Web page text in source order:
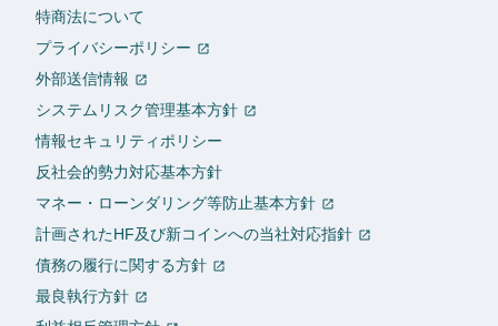
特商法について
プライバシーポリシー
外部送信情報
システムリスク管理基本方針
情報セキュリティポリシー
反社会的勢力対応基本方針
マネー・ローンダリング等防止基本方針
計画されたHF及び新コインへの当社対応指針
債務の履行に関する方針
最良執行方針